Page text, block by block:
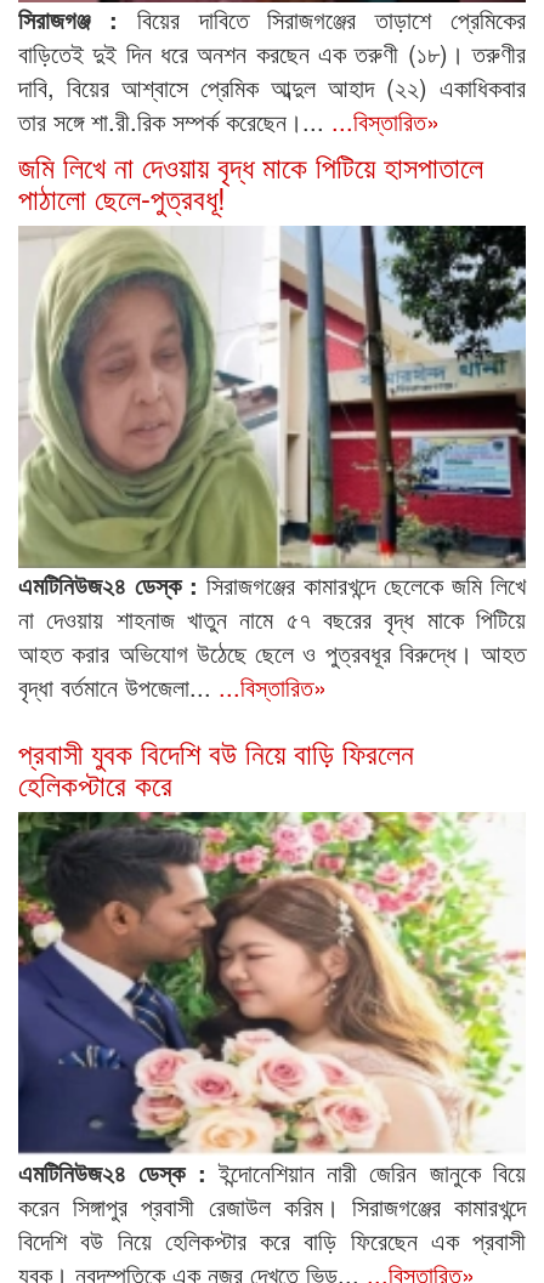
সিরাজগঞ্জ : বিয়ের দাবিতে সিরাজগঞ্জের তাড়াশে প্রেমিকের
বাড়িতেই দুই দিন ধরে অনশন করছেন এক তরুণী (১৮)। তরুণীর
দাবি, বিয়ের আশ্বাসে প্রেমিক আব্দুল আহাদ (২২) একাধিকবার
তার সঙ্গে শা.রী.রিক সম্পর্ক করেছেন।... ...বিস্তারিত»
জমি লিখে না দেওয়ায় বৃদ্ধ মাকে পিটিয়ে হাসপাতালে
পাঠালো ছেলে-পুত্রবধূ!
এমটিনিউজ২৪ ডেস্ক : সিরাজগঞ্জের কামারখন্দে ছেলেকে জমি লিখে
না দেওয়ায় শাহনাজ খাতুন নামে ৫৭ বছরের বৃদ্ধ মাকে পিটিয়ে
আহত করার অভিযোগ উঠেছে ছেলে ও পুত্রবধূর বিরুদ্ধে। আহত
বৃদ্ধা বর্তমানে উপজেলা... ...বিস্তারিত»
প্রবাসী যুবক বিদেশি বউ নিয়ে বাড়ি ফিরলেন
হেলিকপ্টারে করে
এমটিনিউজ২৪ ডেস্ক : ইন্দোনেশিয়ান নারী জেরিন জানুকে বিয়ে
করেন সিঙ্গাপুর প্রবাসী রেজাউল করিম। সিরাজগঞ্জের কামারখন্দে
বিদেশি বউ নিয়ে হেলিকপ্টার করে বাড়ি ফিরেছেন এক প্রবাসী
যুবক। নবদম্পতিকে এক নজর দেখতে ভিড়... ...বিস্তারিত»